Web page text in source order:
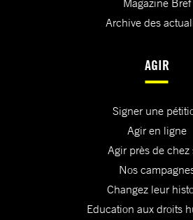
Archive des
AGIR
Signer une
Agir en ligne
Agir près de chez
Nos
Changez leur
Education aux droits